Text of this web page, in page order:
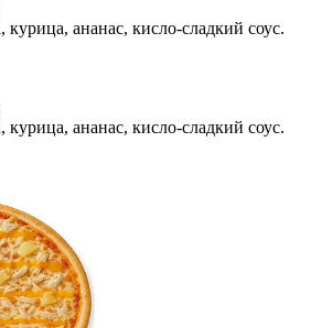
ананас, кисло-сладкий соус.
ананас, кисло-сладкий соус.